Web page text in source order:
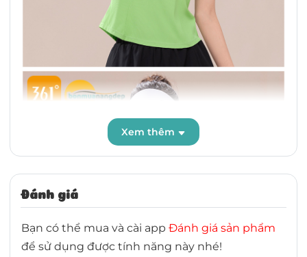
Xem thêm
Đánh giá
Bạn có thể mua và cài app Đánh giá sản phẩm
để sử dụng được tính năng này nhé!